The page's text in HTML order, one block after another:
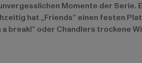
Momente der Serie.
hat „Friends“ einen festen
break!“ oder Chandlers trockene